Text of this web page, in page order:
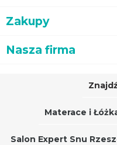
Zakupy
Nasza firma
Materace i
Salon Expert Snu